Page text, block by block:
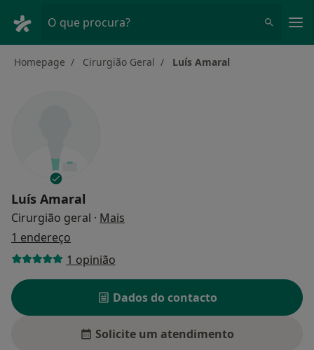
O que procura?
Homepage Cirurgião Geral Luís Amaral
Luís Amaral
Cirurgião geral · Mais
1 endereço
1 opinião
Dados do contacto
Solicite um atendimento